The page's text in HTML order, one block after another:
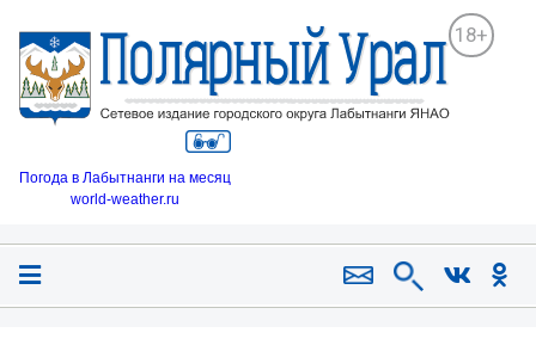
18+
Погода в Лабытнанги на месяц
world-weather.ru